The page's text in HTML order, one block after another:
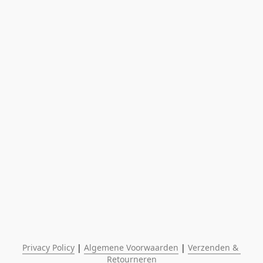
Privacy Policy | Algemene Voorwaarden | Verzenden &
Retourneren